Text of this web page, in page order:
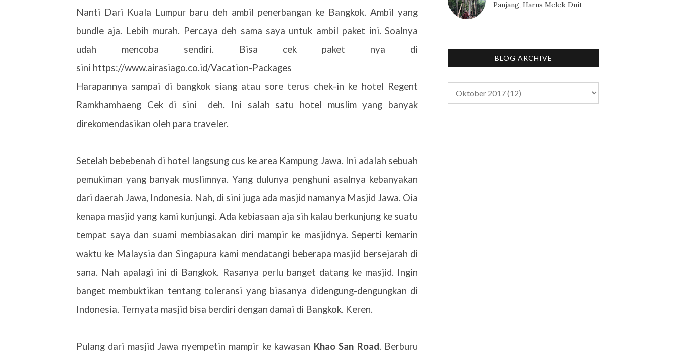
Nanti Dari Kuala Lumpur baru deh ambil penerbangan ke Bangkok. Ambil yang
bundle aja. Lebih murah. Percaya deh sama saya untuk ambil paket ini. Soalnya
udah mencoba sendiri. Bisa cek paket nya di
sini https://www.airasiago.co.id/Vacation-Packages
Harapannya sampai di bangkok siang atau sore terus chek-in ke hotel Regent
Ramkhamhaeng Cek di sini
deh. Ini salah satu hotel muslim yang banyak
direkomendasikan oleh para traveler.
Setelah bebebenah di hotel langsung cus ke area Kampung Jawa. Ini adalah sebuah
pemukiman yang banyak muslimnya. Yang dulunya penghuni asalnya kebanyakan
dari daerah Jawa, Indonesia. Nah, di sini juga ada masjid namanya Masjid Jawa. Oia
kenapa masjid yang kami kunjungi. Ada kebiasaan aja sih kalau berkunjung ke suatu
tempat saya dan suami membiasakan diri mampir ke masjidnya. Seperti kemarin
waktu ke Malaysia dan Singapura kami mendatangi beberapa masjid bersejarah di
sana. Nah apalagi ini di Bangkok. Rasanya perlu banget datang ke masjid. Ingin
banget membuktikan tentang toleransi yang biasanya didengung-dengungkan di
Indonesia. Ternyata masjid bisa berdiri dengan damai di Bangkok. Keren.
Pulang dari masjid Jawa nyempetin mampir ke kawasan Khao San Road. Berburu
Panjang, Harus Melek Duit
BLOG ARCHIVE